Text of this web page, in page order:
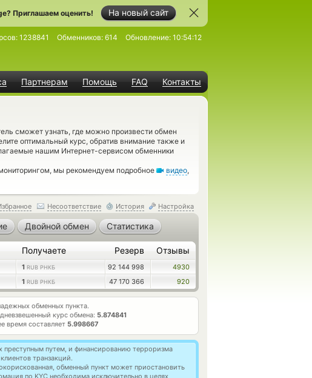
На новый сайт
Приглашаем оценить!
Партнерам Помощь FAQ Контакты
1238841 Обменников: 614 Обновление: 10:54:12
сможет узнать, где можно произвести обмен
оптимальный курс, обратив внимание также и
нашим Интернет-сервисом обменники
мы рекомендуем подробное
видео,
Несоответствие История Настройка
Двойной обмен Статистика
Получаете Резерв Отзывы
1 RUB РНКБ 92 144 998
4930
1 RUB РНКБ 47 170 366 920
обменных пункта.
курс обмена: 5.874841
время составляет 5.998667
преступным путем, и финансированию терроризма
транзакций.
обменный пункт может приостановить
по KYC необходима исключительно в целях